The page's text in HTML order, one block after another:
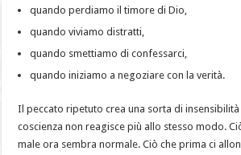
quando perdiamo il timore di Dio,
quando viviamo distratti,
quando smettiamo di confessarci,
quando iniziamo a negoziare con la verità.
Il peccato ripetuto crea una sorta di insensibilità
coscienza non reagisce più allo stesso modo.
male ora sembra normale. Ciò che prima ci